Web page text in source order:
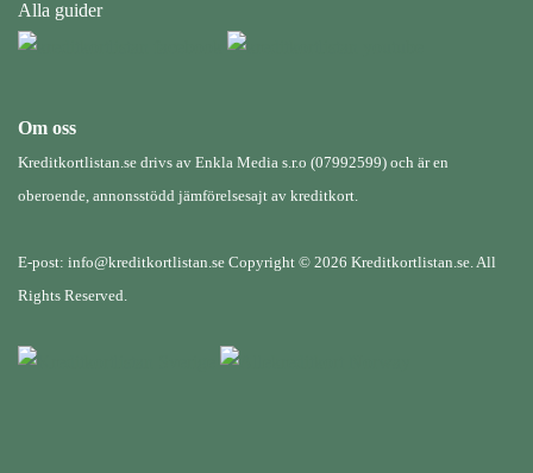
Alla guider
Om oss
Kreditkortlistan.se drivs av Enkla Media s.r.o (07992599) och är en
oberoende, annonsstödd jämförelsesajt av kreditkort.
E-post: info@kreditkortlistan.se Copyright © 2026 Kreditkortlistan.se. All
Rights Reserved.